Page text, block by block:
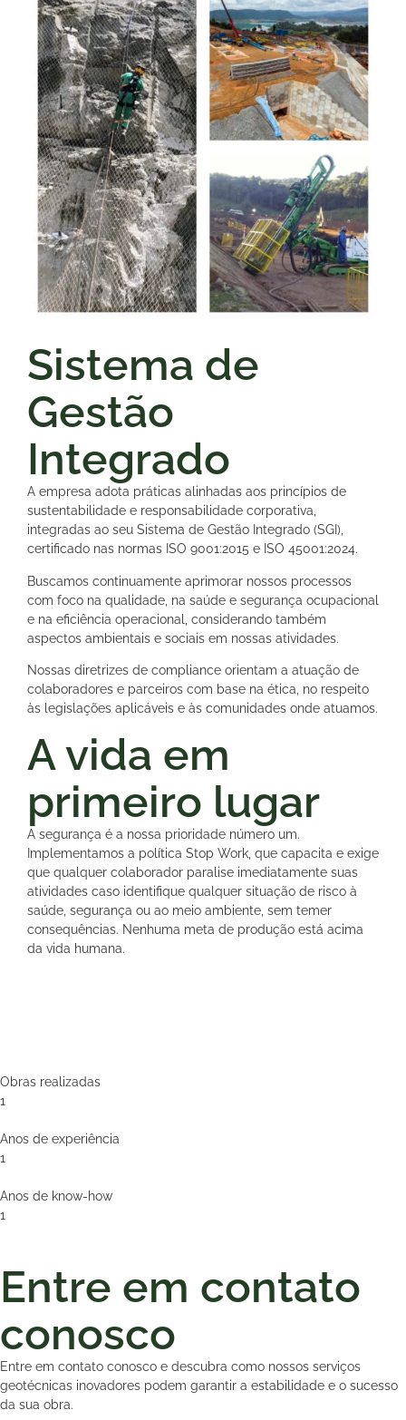
Sistema de
Gestão
Integrado
A empresa adota práticas alinhadas aos princípios de
sustentabilidade e responsabilidade corporativa,
integradas ao seu Sistema de Gestão Integrado (SGI),
certificado nas normas ISO 9001:2015 e ISO 45001:2024.
Buscamos continuamente aprimorar nossos processos
com foco na qualidade, na saúde e segurança ocupacional
e na eficiência operacional, considerando também
aspectos ambientais e sociais em nossas atividades.
Nossas diretrizes de compliance orientam a atuação de
colaboradores e parceiros com base na ética, no respeito
às legislações aplicáveis e às comunidades onde atuamos.
A vida em
primeiro lugar
A segurança é a nossa prioridade número um.
Implementamos a política Stop Work, que capacita e exige
que qualquer colaborador paralise imediatamente suas
atividades caso identifique qualquer situação de risco à
saúde, segurança ou ao meio ambiente, sem temer
consequências. Nenhuma meta de produção está acima
da vida humana.
Obras realizadas
1
Anos de experiência
1
Anos de know-how
1
Entre em contato
conosco
Entre em contato conosco e descubra como nossos serviços
geotécnicas inovadores podem garantir a estabilidade e o sucesso
da sua obra.